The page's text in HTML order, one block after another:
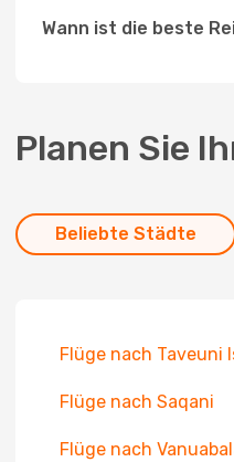
Wann ist die beste
Planen Sie
Beliebte Städte
Flüge nach Taveuni
Flüge nach Saqani
Flüge nach